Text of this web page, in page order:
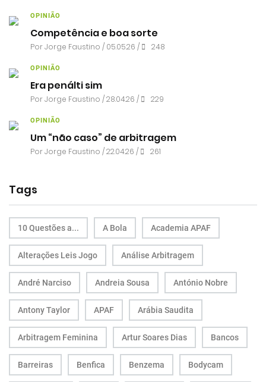
OPINIÃO
Competência e boa sorte
PorJorge Faustino / 05.05.26 / 248
OPINIÃO
Era penálti sim
PorJorge Faustino / 28.04.26 / 229
OPINIÃO
Um “não caso” de arbitragem
PorJorge Faustino / 22.04.26 / 261
Tags
10 Questões a... A Bola Academia APAF
Alterações Leis Jogo Análise Arbitragem
André Narciso Andreia Sousa António Nobre
Antony Taylor APAF Arábia Saudita
Arbitragem Feminina Artur Soares Dias Bancos
Barreiras Benfica Benzema Bodycam